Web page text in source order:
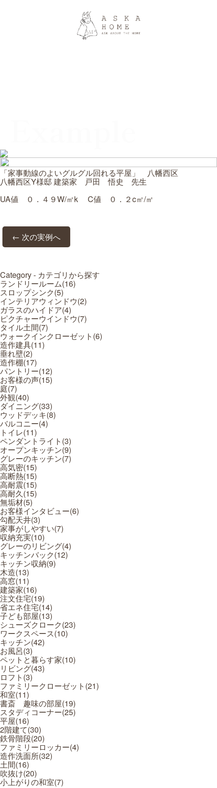
「家事動線のよいグルグル回れる平屋」 八幡西区
八幡西区Y様邸 建築家 戸田 悟史 先生
UA値 ０．４９W/㎡k C値 ０．２c㎡/㎡
← 次の実例へ
Category - カテゴリから探す
ランドリールーム(16)
スロップシンク(5)
インテリアウィンドウ(2)
ガラスのハイドア(4)
ピクチャーウインドウ(7)
タイル土間(7)
ウォークインクローゼット(6)
造作建具(11)
垂れ壁(2)
造作棚(17)
パントリー(12)
お客様の声(15)
庭(7)
外観(40)
ダイニング(33)
ウッドデッキ(8)
バルコニー(4)
トイレ(11)
ペンダントライト(3)
オープンキッチン(9)
グレーのキッチン(7)
高気密(15)
高断熱(15)
高耐震(15)
高耐久(15)
無垢材(5)
お客様インタビュー(6)
勾配天井(3)
家事がしやすい(7)
収納充実(10)
グレーのリビング(4)
キッチンバック(12)
キッチン収納(9)
木造(13)
高窓(11)
建築家(16)
注文住宅(19)
省エネ住宅(14)
子ども部屋(13)
シューズクローク(23)
ワークスペース(10)
キッチン(42)
お風呂(3)
ペットと暮らす家(10)
リビング(43)
ロフト(3)
ファミリークローゼット(21)
和室(11)
書斎 趣味の部屋(19)
スタディコーナー(25)
平屋(16)
2階建て(30)
鉄骨階段(20)
ファミリーロッカー(4)
造作洗面所(32)
土間(16)
吹抜け(20)
小上がりの和室(7)